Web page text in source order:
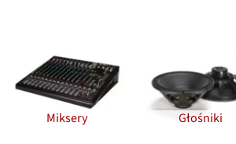
Miksery Głośniki